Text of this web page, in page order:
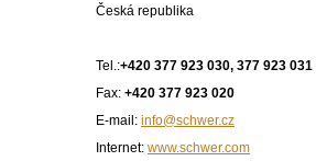
Česká republika
Tel.:+420 377 923 030, 377 923 031
Fax: +420 377 923 020
E-mail: info@schwer.cz
Internet: www.schwer.com